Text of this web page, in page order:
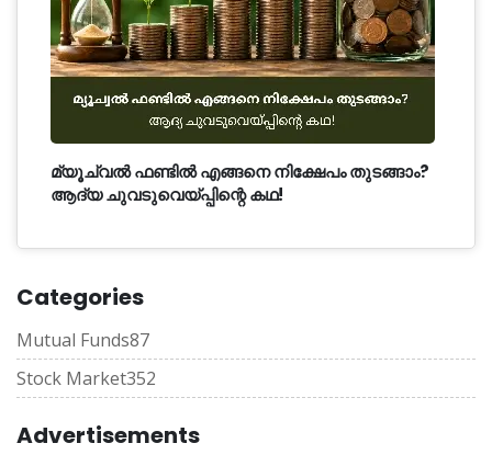
മ്യൂച്വൽ ഫണ്ടിൽ എങ്ങനെ നിക്ഷേപം തുടങ്ങാം?
ആദ്യ ചുവടുവെയ്പ്പിന്റെ കഥ!
Categories
Mutual Funds87
Stock Market352
Advertisements